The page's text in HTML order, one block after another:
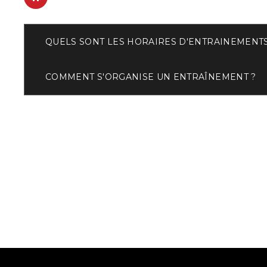
QUELS SONT LES HORAIRES
COMMENT S'ORGANISE UN ENTRAÎNEMENT ?